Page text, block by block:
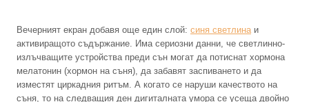
Вечерният екран добавя още един слой: синя светлина и
активиращото съдържание. Има сериозни данни, че светлинно-
излъчващите устройства преди сън могат да потиснат хормона
мелатонин (хормон на съня), да забавят заспиването и да
изместят циркадния ритъм. А когато се наруши качеството на
съня, то на следващия ден дигиталната умора се усеща двойно